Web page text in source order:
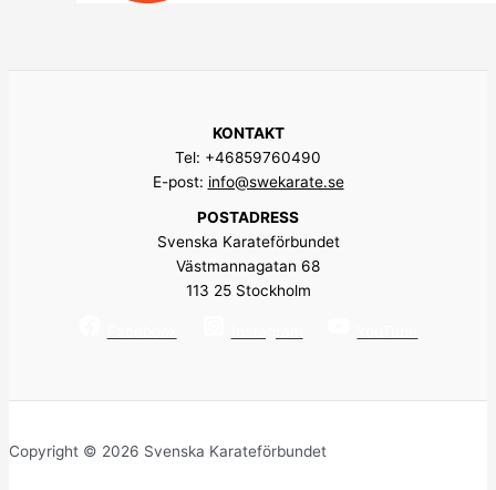
KONTAKT
Tel: +46859760490
E-post: info@swekarate.se
POSTADRESS
Svenska Karateförbundet
Västmannagatan 68
113 25 Stockholm
Copyright © 2026 Svenska Karateförbundet